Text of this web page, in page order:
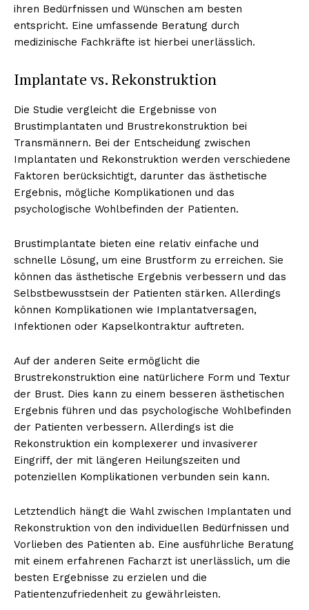
ihren Bedürfnissen und Wünschen am besten
entspricht. Eine umfassende Beratung durch
medizinische Fachkräfte ist hierbei unerlässlich.
Implantate vs. Rekonstruktion
Die Studie vergleicht die Ergebnisse von
Brustimplantaten und Brustrekonstruktion bei
Transmännern. Bei der Entscheidung zwischen
Implantaten und Rekonstruktion werden verschiedene
Faktoren berücksichtigt, darunter das ästhetische
Ergebnis, mögliche Komplikationen und das
psychologische Wohlbefinden der Patienten.
Brustimplantate bieten eine relativ einfache und
schnelle Lösung, um eine Brustform zu erreichen. Sie
können das ästhetische Ergebnis verbessern und das
Selbstbewusstsein der Patienten stärken. Allerdings
können Komplikationen wie Implantatversagen,
Infektionen oder Kapselkontraktur auftreten.
Auf der anderen Seite ermöglicht die
Brustrekonstruktion eine natürlichere Form und Textur
der Brust. Dies kann zu einem besseren ästhetischen
Ergebnis führen und das psychologische Wohlbefinden
der Patienten verbessern. Allerdings ist die
Rekonstruktion ein komplexerer und invasiverer
Eingriff, der mit längeren Heilungszeiten und
potenziellen Komplikationen verbunden sein kann.
Letztendlich hängt die Wahl zwischen Implantaten und
Rekonstruktion von den individuellen Bedürfnissen und
Vorlieben des Patienten ab. Eine ausführliche Beratung
mit einem erfahrenen Facharzt ist unerlässlich, um die
besten Ergebnisse zu erzielen und die
Patientenzufriedenheit zu gewährleisten.